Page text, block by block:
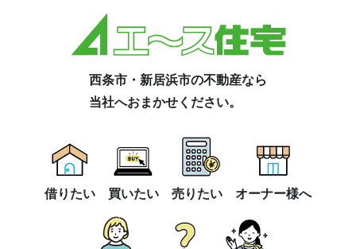
西条市・新居浜市の不動産なら
当社へおまかせください。
借りたい 買いたい 売りたい オーナー様へ